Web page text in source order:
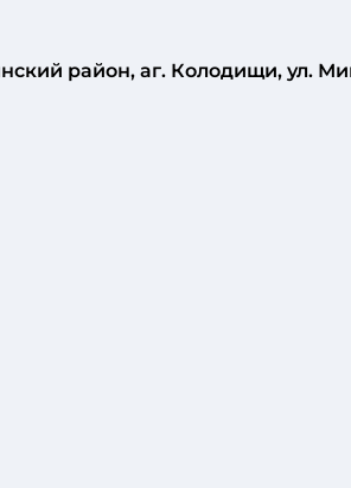
район, аг. Колодищи, ул.